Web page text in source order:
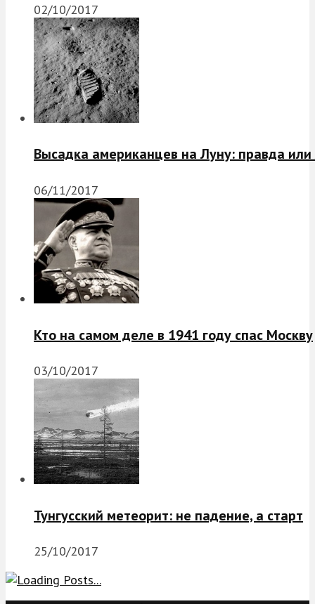
02/10/2017
Высадка американцев на Луну: правда
06/11/2017
Кто на самом деле в 1941 году спас Москву
03/10/2017
Тунгусский метеорит: не падение, а старт
25/10/2017